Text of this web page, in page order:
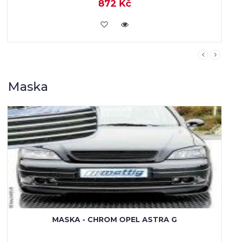
872 Kč
KOUPIT
Maska
MASKA - CHROM OPEL ASTRA G